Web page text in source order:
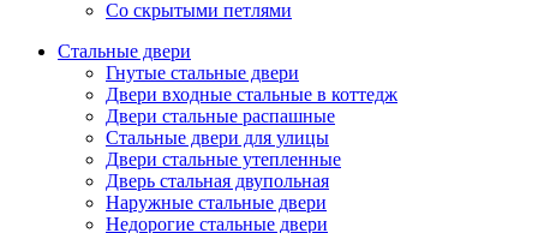
Со скрытыми петлями
Стальные двери
Гнутые стальные двери
Двери входные стальные в коттедж
Двери стальные распашные
Стальные двери для улицы
Двери стальные утепленные
Дверь стальная двупольная
Наружные стальные двери
Недорогие стальные двери